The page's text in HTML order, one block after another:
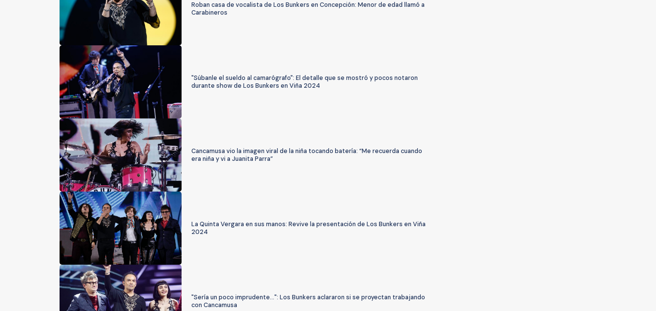
Roban casa de vocalista de Los Bunkers en Concepción: Menor de edad llamó a
Carabineros
"Súbanle el sueldo al camarógrafo": El detalle que se mostró y pocos notaron
durante show de Los Bunkers en Viña 2024
Cancamusa vio la imagen viral de la niña tocando batería: “Me recuerda cuando
era niña y vi a Juanita Parra”
La Quinta Vergara en sus manos: Revive la presentación de Los Bunkers en Viña
2024
"Sería un poco imprudente...": Los Bunkers aclararon si se proyectan trabajando
con Cancamusa